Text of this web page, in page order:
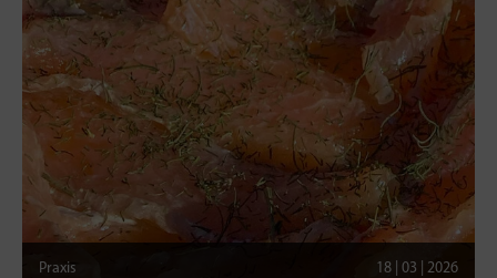
Praxis 18 | 03 | 2026